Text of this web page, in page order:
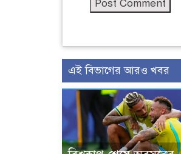
এই বিভাগের আরও খবর